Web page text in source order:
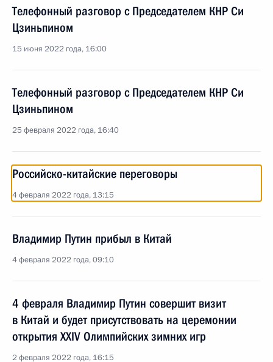
Телефонный разговор с Председателем КНР Си
Цзиньпином
15 июня 2022 года, 16:00
Телефонный разговор с Председателем КНР Си
Цзиньпином
25 февраля 2022 года, 16:40
Российско-китайские переговоры
4 февраля 2022 года, 13:15
Владимир Путин прибыл в Китай
4 февраля 2022 года, 09:10
4 февраля Владимир Путин совершит визит
в Китай и будет присутствовать на церемонии
открытия XXIV Олимпийских зимних игр
2 февраля 2022 года, 16:15